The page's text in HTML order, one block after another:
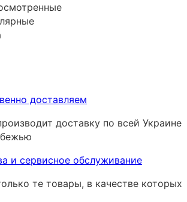
доставляем
доставку по всей Украине
и сервисное обслуживание
те товары, в качестве которых